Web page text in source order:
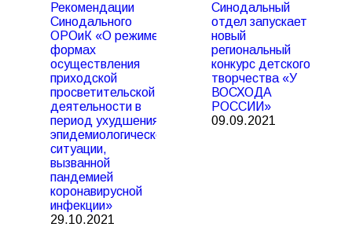
Рекомендации
Синодального
ОРОиК «О режиме и
формах
осуществления
приходской
просветительской
деятельности в
период ухудшения
эпидемиологической
ситуации,
вызванной
пандемией
коронавирусной
инфекции»
29.10.2021
Синодальный
отдел запускает
новый
региональный
конкурс детского
творчества «У
ВОСХОДА
РОССИИ»
09.09.2021